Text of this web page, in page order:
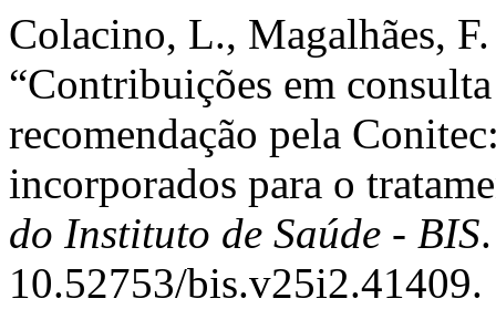
Colacino, L., Magalhães,
“Contribuições em
recomendação pela
incorporados para o
do Instituto de Saúde - BIS
10.52753/bis.v25i2.41409.